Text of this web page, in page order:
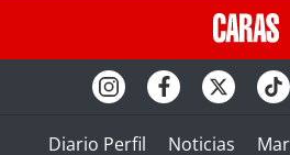
Diario Perfil Noticias